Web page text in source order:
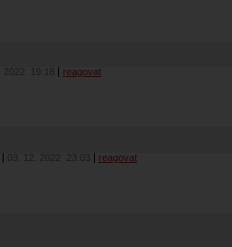
19:18 reagovat
03. 12. 2022 23:03 reagovat